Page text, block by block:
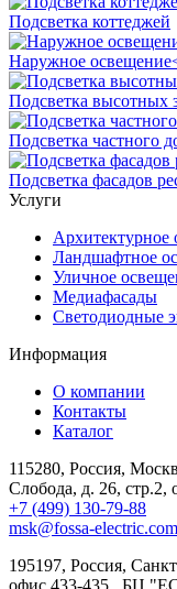
Подсветка коттеджей
Наружное
Подсветка высотных
Подсветка частного
Подсветка фасадов
Услуги
Архитектурное
Ландшафтное
Уличное
Медиафасады
Светодиодные
Информация
О компании
Контакты
Каталог
115280, Россия,
Слобода, д. 26,
+7 (499) 130-79-88
msk@fossa-electric.com
195197, Россия,
офис 433-435 , БЦ